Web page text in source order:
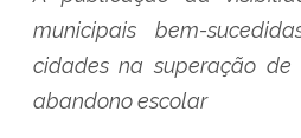
municipais bem-
cidades na superação
abandono escolar